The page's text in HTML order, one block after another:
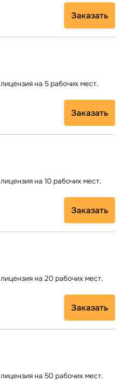
Заказать
на 5 рабочих мест.
Заказать
на 10 рабочих мест.
Заказать
на 20 рабочих мест.
Заказать
на 50 рабочих мест.